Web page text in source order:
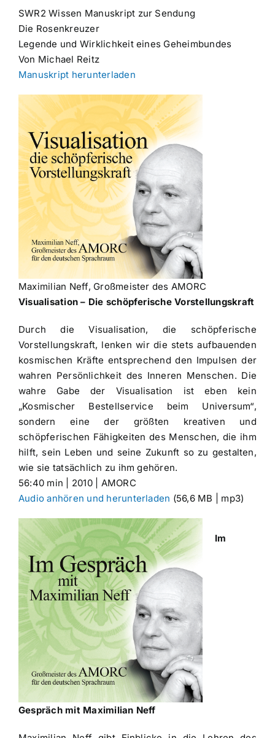
SWR2 Wissen Manuskript zur Sendung
Die Rosenkreuzer
Legende und Wirklichkeit eines Geheimbundes
Von Michael Reitz
Manuskript herunterladen
Maximilian Neff, Großmeister des AMORC
Visualisation – Die schöpferische Vorstellungskraft
Durch die Visualisation, die schöpferische
Vorstellungskraft, lenken wir die stets aufbauenden
kosmischen Kräfte entsprechend den Impulsen der
wahren Persönlichkeit des Inneren Menschen. Die
wahre Gabe der Visualisation ist eben kein
„Kosmischer Bestellservice beim Universum“,
sondern eine der größten kreativen und
schöpferischen Fähigkeiten des Menschen, die ihm
hilft, sein Leben und seine Zukunft so zu gestalten,
wie sie tatsächlich zu ihm gehören.
56:40 min | 2010 | AMORC
Audio anhören und herunterladen (56,6 MB | mp3)
Im
Gespräch mit Maximilian Neff